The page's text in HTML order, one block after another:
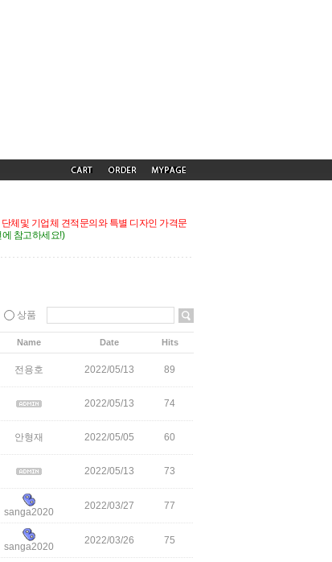
단체및 기업체 견적문의와 특별 디자인 가격문
에 참고하세요!)
상품
Name Date Hits
전용호 2022/05/13 89
2022/05/13 74
안형재 2022/05/05 60
2022/05/13 73
sanga2020
2022/03/27 77
sanga2020
2022/03/26 75